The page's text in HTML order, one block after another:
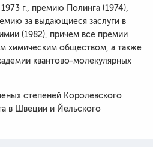
г., премию Полинга (1974),
за выдающиеся заслуги в
(1982), причем все премии
химическим обществом, а также
квантово-молекулярных
степеней Королевского
в Швеции и Йельского